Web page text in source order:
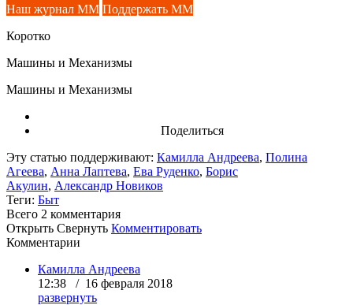
Наш журнал ММ Поддержать ММ
Коротко
Машины и Механизмы
Машины и Механизмы
Поделиться
Эту статью поддерживают: Камилла Андреева, Полина
Агеева, Анна Лаптева, Ева Руденко, Борис
Акулин, Александр Новиков
Теги: Быт
Всего 2 комментария
Открыть Свернуть Комментировать
Комментарии
Камилла Андреева
12:38 / 16 февраля 2018
развернуть